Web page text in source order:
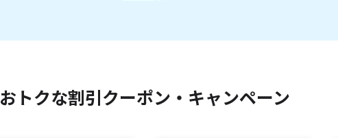
おトクな割引クーポン・キャンペーン